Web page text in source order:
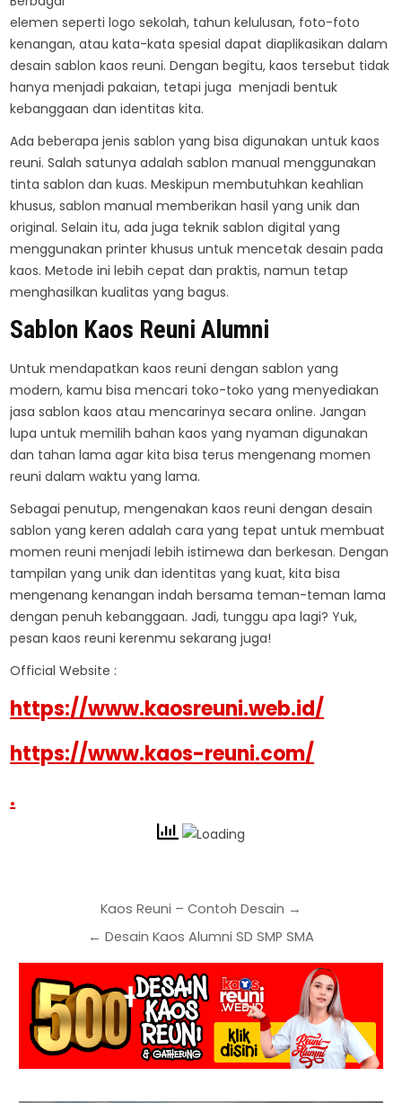
elemen seperti logo sekolah, tahun kelulusan, foto-foto
kenangan, atau kata-kata spesial dapat diaplikasikan dalam
desain sablon kaos reuni. Dengan begitu, kaos tersebut tidak
hanya menjadi pakaian, tetapi juga menjadi bentuk
kebanggaan dan identitas kita.
Ada beberapa jenis sablon yang bisa digunakan untuk kaos
reuni. Salah satunya adalah sablon manual menggunakan
tinta sablon dan kuas. Meskipun membutuhkan keahlian
khusus, sablon manual memberikan hasil yang unik dan
original. Selain itu, ada juga teknik sablon digital yang
menggunakan printer khusus untuk mencetak desain pada
kaos. Metode ini lebih cepat dan praktis, namun tetap
menghasilkan kualitas yang bagus.
Sablon Kaos Reuni Alumni
Untuk mendapatkan kaos reuni dengan sablon yang
modern, kamu bisa mencari toko-toko yang menyediakan
jasa sablon kaos atau mencarinya secara online. Jangan
lupa untuk memilih bahan kaos yang nyaman digunakan
dan tahan lama agar kita bisa terus mengenang momen
reuni dalam waktu yang lama.
Sebagai penutup, mengenakan kaos reuni dengan desain
sablon yang keren adalah cara yang tepat untuk membuat
momen reuni menjadi lebih istimewa dan berkesan. Dengan
tampilan yang unik dan identitas yang kuat, kita bisa
mengenang kenangan indah bersama teman-teman lama
dengan penuh kebanggaan. Jadi, tunggu apa lagi? Yuk,
pesan kaos reuni kerenmu sekarang juga!
Official Website :
https://www.kaosreuni.web.id/
https://www.kaos-reuni.com/
.
Kaos Reuni – Contoh Desain →
← Desain Kaos Alumni SD SMP SMA